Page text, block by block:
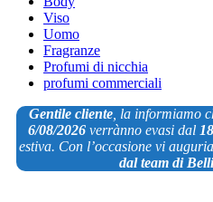
Viso
Uomo
Fragranze
Profumi di nicchia
profumi commerciali
Gentile cliente , la informiamo
6/08/2026verrànno evasi dal
estiva. Con l’occasione vi
dal team di